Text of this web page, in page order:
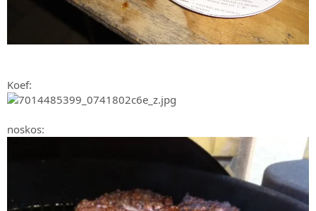
Koef:
noskos: